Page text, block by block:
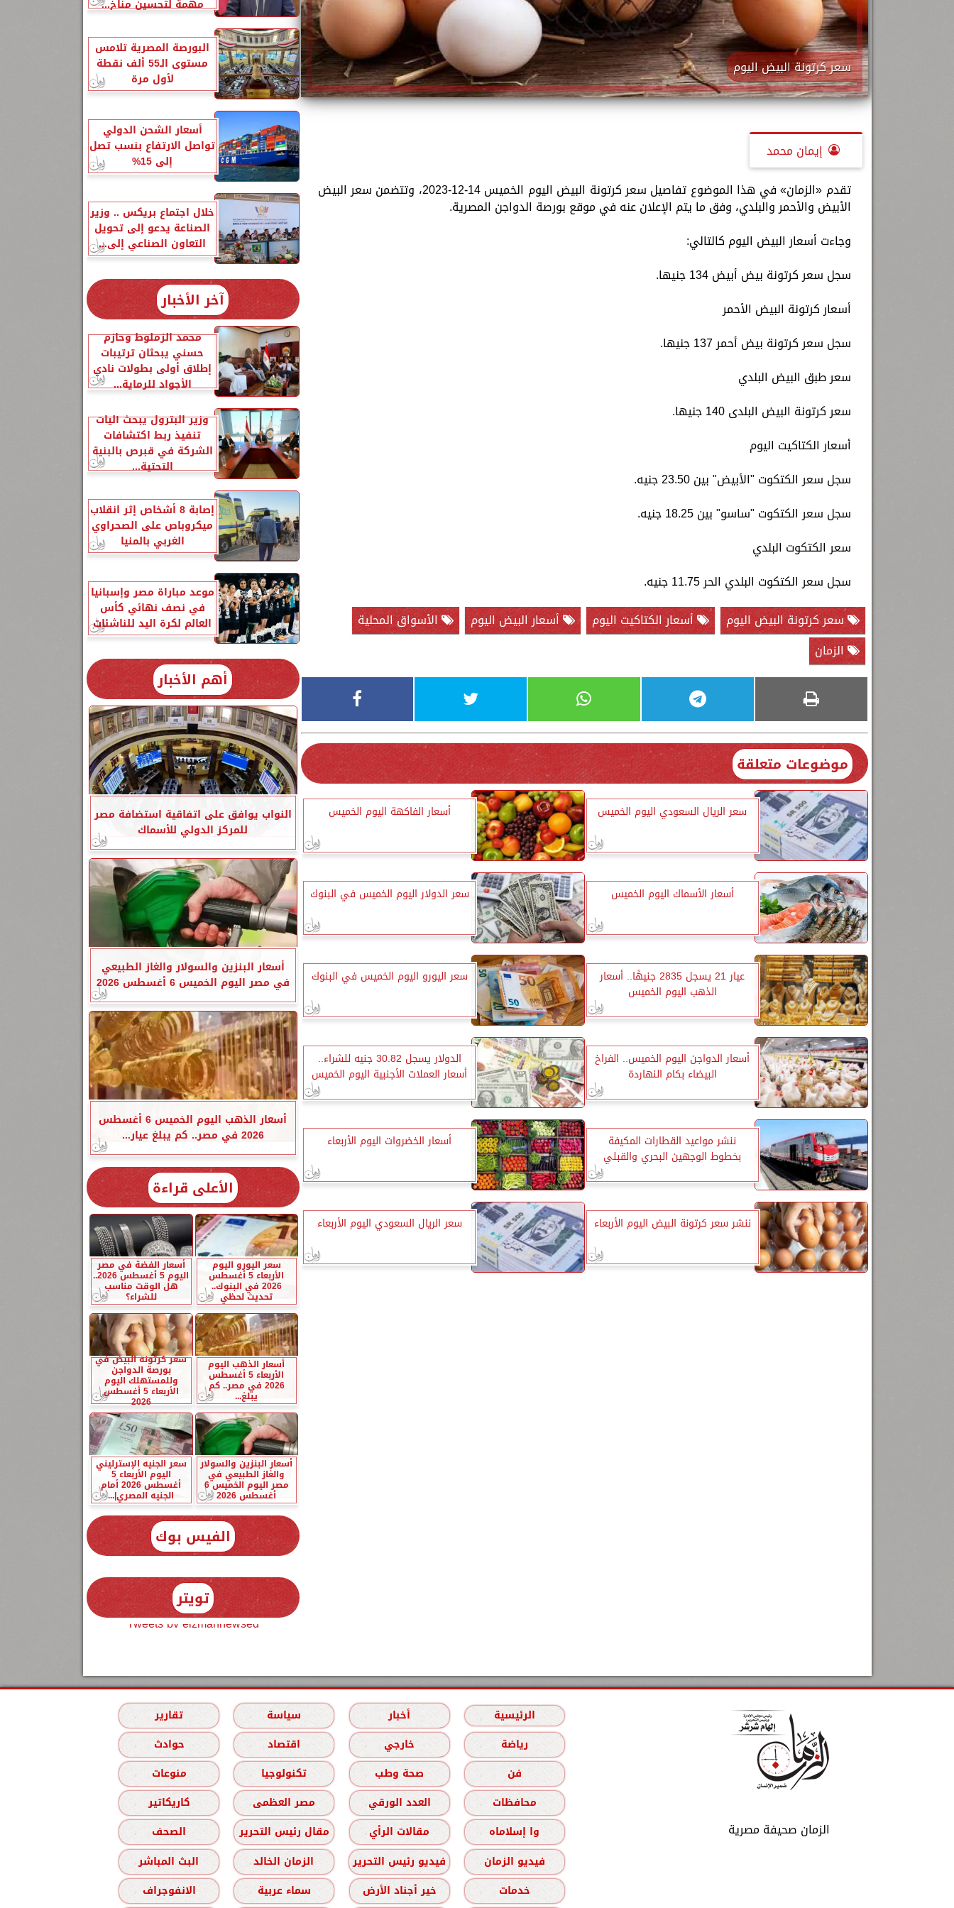
سعر كرتونة البيض اليوم
إيمان محمد
تقدم «الزمان» في هذا الموضوع تفاصيل سعر كرتونة البيض اليوم الخميس 14-12-2023، وتتضمن سعر البيض
الأبيض والأحمر والبلدي، وفق ما يتم الإعلان عنه في موقع بورصة الدواجن المصرية.
وجاءت أسعار البيض اليوم كالتالي:
سجل سعر كرتونة بيض أبيض 134 جنيها.
أسعار كرتونة البيض الأحمر
سجل سعر كرتونة بيض أحمر 137 جنيها.
سعر طبق البيض البلدي
سعر كرتونة البيض البلدى 140 جنيها.
أسعار الكتاكيت اليوم
سجل سعر الكتكوت "الأبيض" بين 23.50 جنيه.
سجل سعر الكتكوت "ساسو" بين 18.25 جنيه.
سعر الكتكوت البلدي
سجل سعر الكتكوت البلدي الحر 11.75 جنيه.
سعر كرتونة البيض اليوم
أسعار الكتاكيت اليوم أسعار البيض اليوم
الأسواق المحلية
الزمان
موضوعات متعلقة
سعر الريال السعودي اليوم الخميس أسعار الفاكهة اليوم الخميس
أسعار الأسماك اليوم الخميس سعر الدولار اليوم الخميس في البنوك
عيار 21 يسجل 2835 جنيهًا.. أسعار
الذهب اليوم الخميس
سعر اليورو اليوم الخميس في البنوك
أسعار الدواجن اليوم الخميس.. الفراخ
البيضاء بكام النهاردة
الدولار يسجل 30.82 جنيه للشراء..
أسعار العملات الأجنبية اليوم الخميس
ننشر مواعيد القطارات المكيفة
بخطوط الوجهين البحري والقبلي
أسعار الخضروات اليوم الأربعاء
ننشر سعر كرتونة البيض اليوم الأربعاء سعر الريال السعودي اليوم الأربعاء
مهمة لتحسين مناخ...
البورصة المصرية تلامس
مستوى الـ55 ألف نقطة
لأول مرة
أسعار الشحن الدولي
تواصل الارتفاع بنسب تصل
إلى 15%
خلال اجتماع بريكس .. وزير
الصناعة يدعو إلى تحويل
التعاون الصناعي إلى...
آخر الأخبار
محمد الزملوط وحازم
حسني يبحثان ترتيبات
إطلاق أولى بطولات نادي
الأجواد للرماية...
وزير البترول يبحث آليات
تنفيذ ربط اكتشافات
الشركة في قبرص بالبنية
التحتية...
إصابة 8 أشخاص إثر انقلاب
ميكروباص على الصحراوي
الغربي بالمنيا
موعد مباراة مصر وإسبانيا
في نصف نهائي كأس
العالم لكرة اليد للناشئات
أهم الأخبار
النواب يوافق على اتفاقية استضافة مصر
للمركز الدولي للأسماك
أسعار البنزين والسولار والغاز الطبيعي
في مصر اليوم الخميس 6 أغسطس 2026
أسعار الذهب اليوم الخميس 6 أغسطس
2026 في مصر.. كم يبلغ عيار...
الأعلى قراءة
سعر اليورو اليوم
الأربعاء 5 أغسطس
2026 في البنوك..
تحديث لحظي
أسعار الفضة في مصر
اليوم 5 أغسطس 2026..
هل الوقت مناسب
للشراء؟
أسعار الذهب اليوم
الأربعاء 5 أغسطس
2026 في مصر.. كم
يبلغ...
سعر كرتونة البيض في
بورصة الدواجن
وللمستهلك اليوم
الأربعاء 5 أغسطس
2026
أسعار البنزين والسولار
والغاز الطبيعي في
مصر اليوم الخميس 6
أغسطس 2026
سعر الجنيه الإسترليني
اليوم الأربعاء 5
أغسطس 2026 أمام
الجنيه المصري|...
الفيس بوك
تويتر
Tweets by elzmannewseg
الزمان صحيفة مصرية
الرئيسية أخبار سياسة
تقارير
رياضة
خارجي اقتصاد
حوادث
فن
صحة وطب تكنولوجيا
منوعات
محافظات
العدد الورقي مصر العظمى
كاريكاتير
وا إسلاماه
مقالات الرأي مقال رئيس التحرير
الصحف
فيديو الزمان
فيديو رئيس التحرير الزمان الخالد
البث المباشر
خدمات
خير أجناد الأرض سماء عربية الانفوجراف